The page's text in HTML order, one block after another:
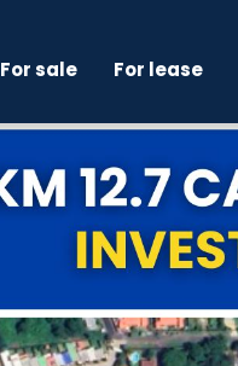
For sale For lease